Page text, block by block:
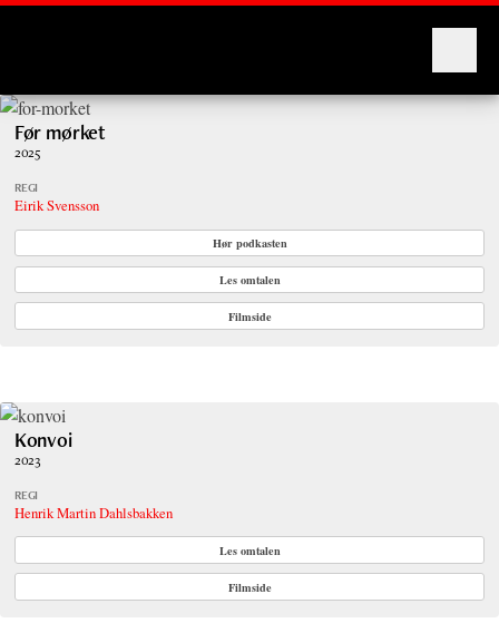
Før mørket
2025
REGI
Eirik Svensson
Hør podkasten
Les omtalen
Filmside
Konvoi
2023
REGI
Henrik Martin Dahlsbakken
Les omtalen
Filmside